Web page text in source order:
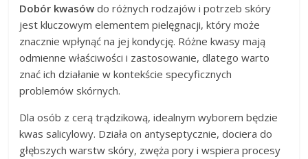
Dobór kwasów do różnych rodzajów i potrzeb skóry
jest kluczowym elementem pielęgnacji, który może
znacznie wpłynąć na jej kondycję. Różne kwasy mają
odmienne właściwości i zastosowanie, dlatego warto
znać ich działanie w kontekście specyficznych
problemów skórnych.
Dla osób z cerą trądzikową, idealnym wyborem będzie
kwas salicylowy. Działa on antyseptycznie, dociera do
głębszych warstw skóry, zwęża pory i wspiera procesy